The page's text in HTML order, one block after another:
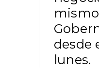
desde
lunes.